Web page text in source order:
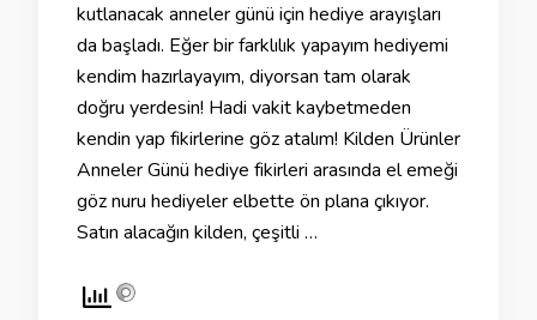
kutlanacak anneler günü için hediye arayışları
da başladı. Eğer bir farklılık yapayım hediyemi
kendim hazırlayayım, diyorsan tam olarak
doğru yerdesin! Hadi vakit kaybetmeden
kendin yap fikirlerine göz atalım! Kilden Ürünler
Anneler Günü hediye fikirleri arasında el emeği
göz nuru hediyeler elbette ön plana çıkıyor.
Satın alacağın kilden, çeşitli …